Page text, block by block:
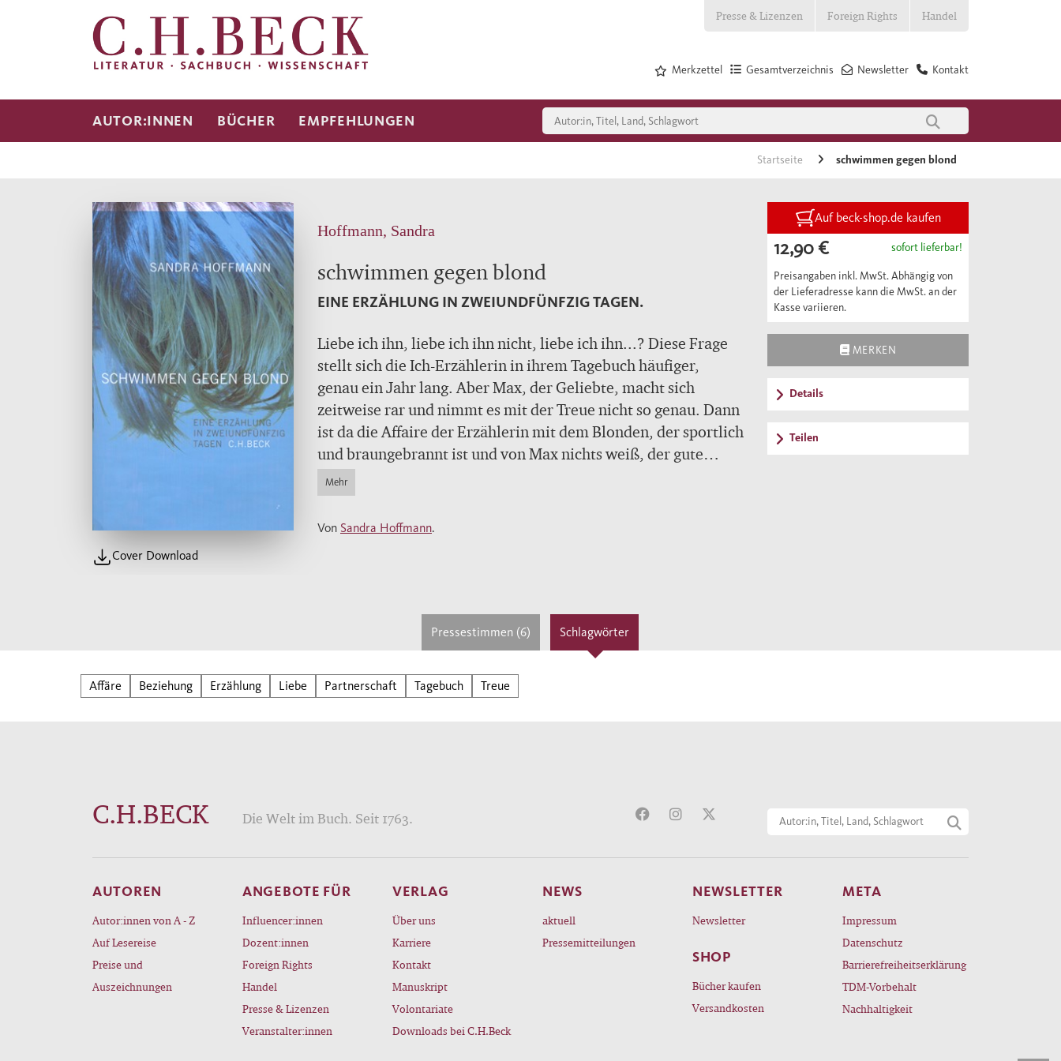
Presse & Lizenzen Foreign Rights Handel
Kontakt
Newsletter
Gesamtverzeichnis
Merkzettel
AUTOR:INNEN BÜCHER EMPFEHLUNGEN
Startseite schwimmen gegen blond
Cover Download
Hoffmann, Sandra
schwimmen gegen blond
EINE ERZÄHLUNG IN ZWEIUNDFÜNFZIG TAGEN.
Liebe ich ihn, liebe ich ihn nicht, liebe ich ihn...? Diese Frage
stellt sich die Ich-Erzählerin in ihrem Tagebuch häufiger,
genau ein Jahr lang. Aber Max, der Geliebte, macht sich
zeitweise rar und nimmt es mit der Treue nicht so genau. Dann
ist da die Affaire der Erzählerin mit dem Blonden, der sportlich
und braungebrannt ist und von Max nichts weiß, der gute
Freund Lieberlein, der gegenwärtig nur als
lieberlein@hotmail.com existiert, weil er in Israel ist und dort
studiert. Auch ihm bereitet die Liebe Kopfzerbrechen,
Lebens mit Gelassenheit. Auch als sie und Max in Frankreich
Urlaub machen, bleibt die Unentschiedenheit. Mit Max, ohne
Max, mit ohne Max. Aber eigentlich hat sich die Erzählerin
doch entschieden...
Mehr
Von Sandra Hoffmann.
Auf beck-shop.de kaufen
12,90 € sofort lieferbar!
Preisangaben inkl. MwSt. Abhängig von
der Lieferadresse kann die MwSt. an der
Kasse variieren.
MERKEN
Details
Teilen
Pressestimmen (6) Schlagwörter
Affäre Beziehung Erzählung Liebe Partnerschaft Tagebuch Treue
C.H.BECK Die Welt im Buch. Seit 1763.
AUTOREN
Autor:innen von A - Z
Auf Lesereise
Preise und
Auszeichnungen
ANGEBOTE FÜR
Influencer:innen
Dozent:innen
Foreign Rights
Handel
Presse & Lizenzen
Veranstalter:innen
VERLAG
Über uns
Karriere
Kontakt
Manuskript
Volontariate
Downloads bei C.H.Beck
NEWS
aktuell
Pressemitteilungen
NEWSLETTER
Newsletter
SHOP
Bücher kaufen
Versandkosten
META
Impressum
Datenschutz
Barrierefreiheitserklärung
TDM-Vorbehalt
Nachhaltigkeit